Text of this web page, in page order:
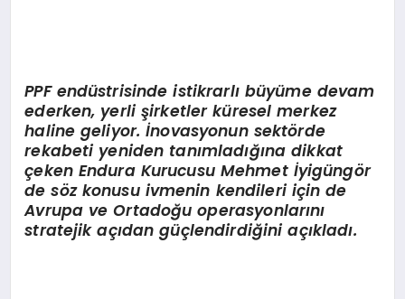
PPF endüstrisinde istikrarlı büyüme devam
ederken, yerli şirketler küresel merkez
haline geliyor. İnovasyonun sektörde
rekabeti yeniden tanımladığına dikkat
çeken Endura Kurucusu Mehmet İyigüngör
de söz konusu ivmenin kendileri için de
Avrupa ve Ortadoğu operasyonlarını
stratejik açıdan güçlendirdiğini açıkladı.